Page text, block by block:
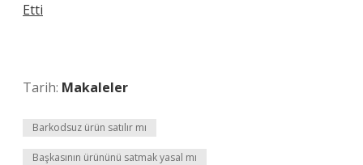
Etti
Tarih: Makaleler
Barkodsuz ürün satılır mı
Başkasının ürününü satmak yasal mı